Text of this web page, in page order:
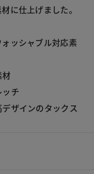
に仕上げました。
ッシャブル対応素
材
チ
ザインのタックス